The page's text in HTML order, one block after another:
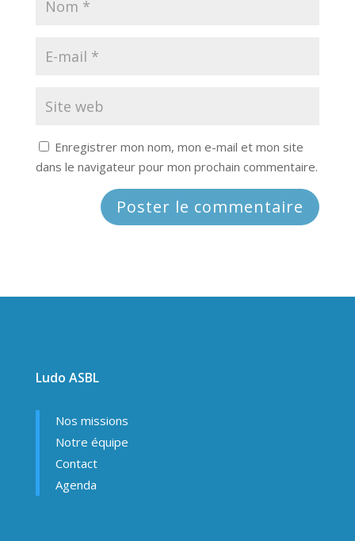
Enregistrer mon nom, mon e-mail et mon site
dans le navigateur pour mon prochain commentaire.
Ludo ASBL
Nos missions
Notre équipe
Contact
Agenda